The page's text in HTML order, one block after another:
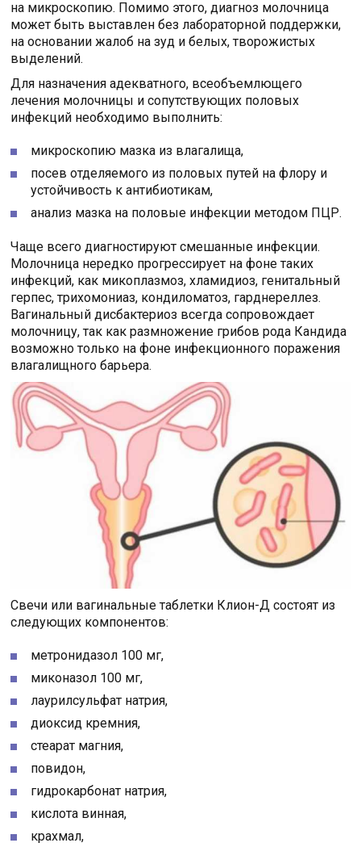
на микроскопию. Помимо этого, диагноз молочница
может быть выставлен без лабораторной поддержки,
на основании жалоб на зуд и белых, творожистых
выделений.
Для назначения адекватного, всеобъемлющего
лечения молочницы и сопутствующих половых
инфекций необходимо выполнить:
микроскопию мазка из влагалища,
посев отделяемого из половых путей на флору и
устойчивость к антибиотикам,
анализ мазка на половые инфекции методом ПЦР.
Чаще всего диагностируют смешанные инфекции.
Молочница нередко прогрессирует на фоне таких
инфекций, как микоплазмоз, хламидиоз, генитальный
герпес, трихомониаз, кондиломатоз, гарднереллез.
Вагинальный дисбактериоз всегда сопровождает
молочницу, так как размножение грибов рода Кандида
возможно только на фоне инфекционного поражения
влагалищного барьера.
Свечи или вагинальные таблетки Клион-Д состоят из
следующих компонентов:
метронидазол 100 мг,
миконазол 100 мг,
лаурилсульфат натрия,
диоксид кремния,
стеарат магния,
повидон,
гидрокарбонат натрия,
кислота винная,
крахмал,